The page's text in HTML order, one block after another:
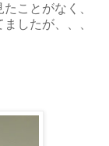
ことがなく、
したが、、、